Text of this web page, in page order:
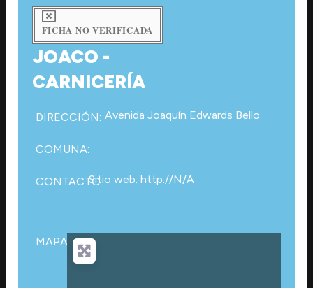
FICHA NO VERIFICADA
JOACO -
CARNICERÍA
DIRECCIÓN: Avenida Joaquín Edwards Bello
COMUNA:
CONTACTO:Sitio web: http://N/A
MAPA: